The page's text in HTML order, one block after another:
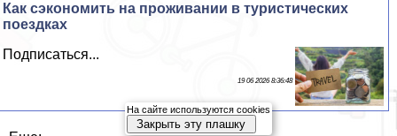
Как сэкономить на проживании в туристических
поездках
Подписаться...
19 06 2026 8:36:48
На сайте используются cookies
Закрыть эту плашку